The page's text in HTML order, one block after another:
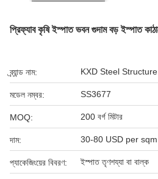
প্রিফ্যাব কৃষি ইস্পাত ভবন গুদাম বড় ইস্পাত
ব্র্যান্ড নাম: KXD Steel Structure
মডেল নম্বর: SS3677
MOQ: 200 বর্গ মিটার
দাম: 30-80 USD per sqm
প্যাকেজিংয়ের বিবরণ: ইস্পাত তৃণশয্যা বা বাল্ক